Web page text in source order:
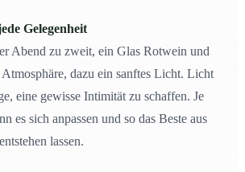
Gelegenheit
Abend zu zweit, ein Glas Rotwein und
dazu ein sanftes Licht. Licht
eine gewisse Intimität zu schaffen. Je
es sich anpassen und so das Beste aus
lassen.